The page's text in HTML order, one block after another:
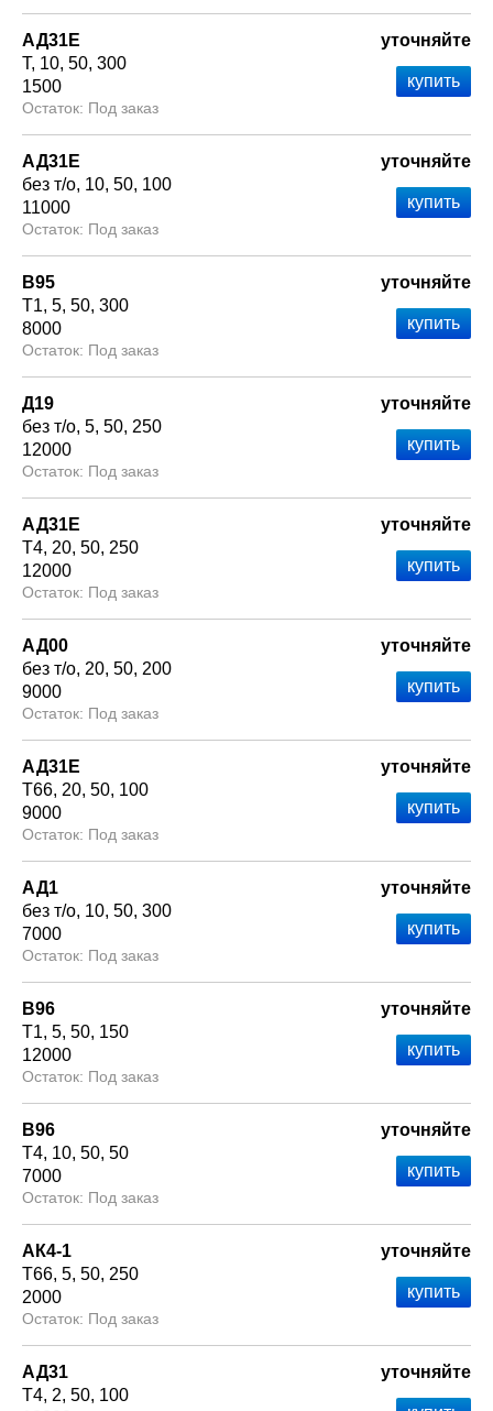
АД31Е
Т 10 50 300
1500
Под заказ
уточняйте
АД31Е
без т/о 10 50 100
11000
Под заказ
уточняйте
В95
Т1 5 50 300
8000
Под заказ
уточняйте
Д19
без т/о 5 50 250
12000
Под заказ
уточняйте
АД31Е
Т4 20 50 250
12000
Под заказ
уточняйте
АД00
без т/о 20 50 200
9000
Под заказ
уточняйте
АД31Е
Т66 20 50 100
9000
Под заказ
уточняйте
АД1
без т/о 10 50 300
7000
Под заказ
уточняйте
В96
Т1 5 50 150
12000
Под заказ
уточняйте
В96
Т4 10 50 50
7000
Под заказ
уточняйте
АК4-1
Т66 5 50 250
2000
Под заказ
уточняйте
АД31
Т4 2 50 100
уточняйте